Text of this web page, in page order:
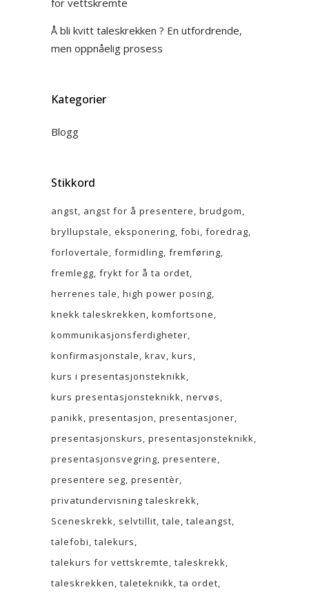
for vettskremte
Å bli kvitt taleskrekken ? En utfordrende,
men oppnåelig prosess
Kategorier
Blogg
Stikkord
angst angst for å presentere brudgom
bryllupstale eksponering fobi foredrag
forlovertale formidling fremføring
fremlegg frykt for å ta ordet
herrenes tale high power posing
knekk taleskrekken komfortsone
kommunikasjonsferdigheter
konfirmasjonstale krav kurs
kurs i presentasjonsteknikk
kurs presentasjonsteknikk nervøs
panikk presentasjon presentasjoner
presentasjonskurs presentasjonsteknikk
presentasjonsvegring presentere
presentere seg presentèr
privatundervisning taleskrekk
Sceneskrekk selvtillit tale taleangst
talefobi talekurs
talekurs for vettskremte taleskrekk
taleskrekken taleteknikk ta ordet